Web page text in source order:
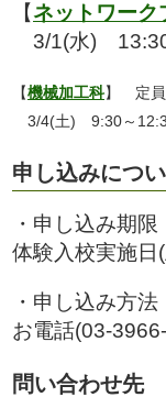
【ネットワーク
3/1(水)
【機械加工科】 定員
3/4(土) 9:30～
申し込みにつ
・申し込み期限
体験入校実施日
・申し込み方法
お電話(03-
問い合わせ先